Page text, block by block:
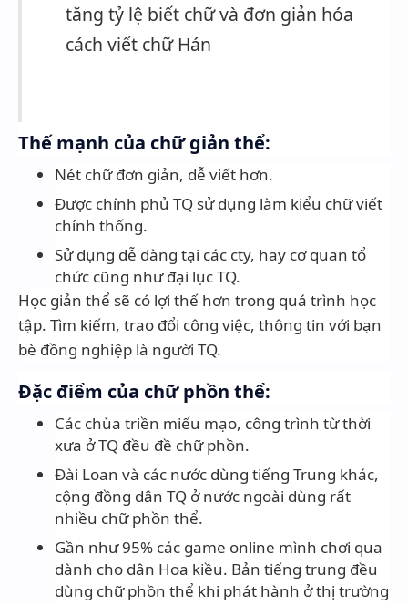
tăng tỷ lệ biết chữ và đơn giản hóa
cách viết chữ Hán
Thế mạnh của chữ giản thể:
Nét chữ đơn giản, dễ viết hơn.
Được chính phủ TQ sử dụng làm kiểu chữ viết
chính thống.
Sử dụng dễ dàng tại các cty, hay cơ quan tổ
chức cũng như đại lục TQ.
Học giản thể sẽ có lợi thế hơn trong quá trình học
tập. Tìm kiếm, trao đổi công việc, thông tin với bạn
bè đồng nghiệp là người TQ.
Đặc điểm của chữ phồn thể:
Các chùa triền miếu mạo, công trình từ thời
xưa ở TQ đều đề chữ phồn.
Đài Loan và các nước dùng tiếng Trung khác,
cộng đồng dân TQ ở nước ngoài dùng rất
nhiều chữ phồn thể.
Gần như 95% các game online mình chơi qua
dành cho dân Hoa kiều. Bản tiếng trung đều
dùng chữ phồn thể khi phát hành ở thị trường